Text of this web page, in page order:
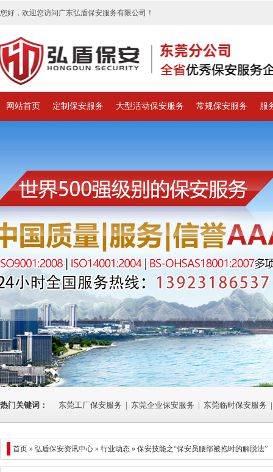
您好，欢迎您访问广东弘盾保安服务有限公司！
网站首页 定制保安服务 大型活动保安服务 常规保安服务 服
热门关键词： 东莞工厂保安服务 | 东莞企业保安服务 | 东莞临时保安服务 |
首页 » 弘盾保安资讯中心 » 行业动态 » 保安技能之“保安员腰部被抱时的解脱法”